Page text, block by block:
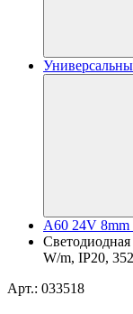
A60 24V 8mm
W/m, IP20,
Арт.: 033518